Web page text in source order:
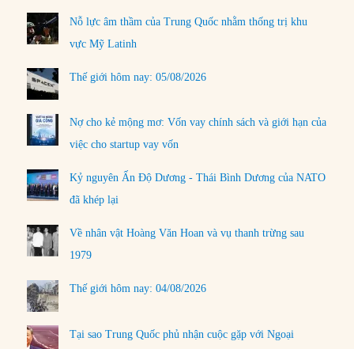
Nỗ lực âm thầm của Trung Quốc nhằm thống trị khu
vực Mỹ Latinh
Thế giới hôm nay: 05/08/2026
Nợ cho kẻ mộng mơ: Vốn vay chính sách và giới hạn của
việc cho startup vay vốn
Kỷ nguyên Ấn Độ Dương - Thái Bình Dương của NATO
đã khép lại
Về nhân vật Hoàng Văn Hoan và vụ thanh trừng sau
1979
Thế giới hôm nay: 04/08/2026
Tại sao Trung Quốc phủ nhận cuộc gặp với Ngoại